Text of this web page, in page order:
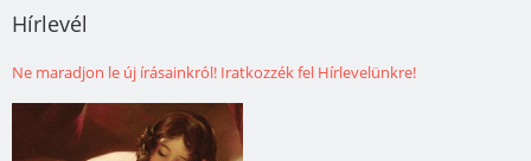
Hírlevél
Ne maradjon le új írásainkról! Iratkozzék fel Hírlevelünkre!